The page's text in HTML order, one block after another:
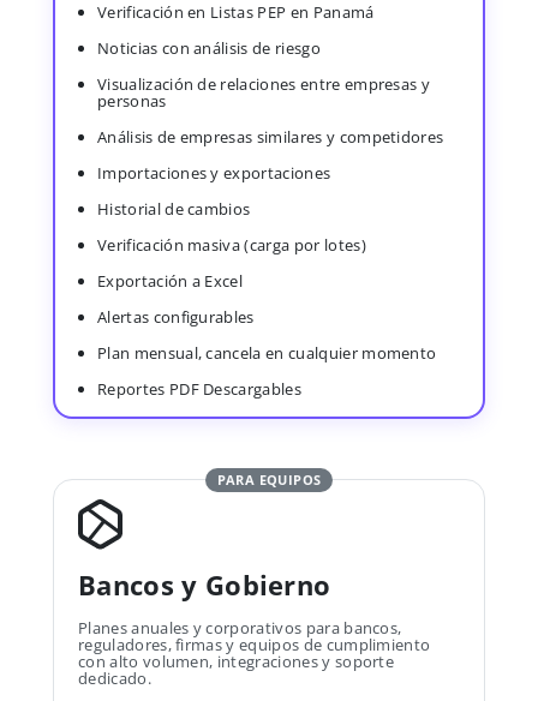
Verificación en Listas PEP en Panamá
Noticias con análisis de riesgo
Visualización de relaciones entre empresas y
personas
Análisis de empresas similares y competidores
Importaciones y exportaciones
Historial de cambios
Verificación masiva (carga por lotes)
Exportación a Excel
Alertas configurables
Plan mensual, cancela en cualquier momento
Reportes PDF Descargables
PARA EQUIPOS
Bancos y Gobierno
Planes anuales y corporativos para bancos,
reguladores, firmas y equipos de cumplimiento
con alto volumen, integraciones y soporte
dedicado.